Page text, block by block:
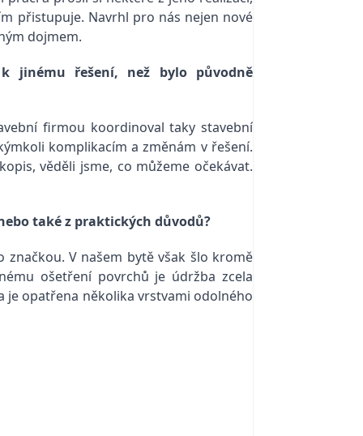
přistupuje. Navrhl pro nás nejen nové
dojmem.
jinému řešení, než bylo původně
firmou koordinoval taky stavební
komplikacím a změnám v řešení.
věděli jsme, co můžeme očekávat.
také z praktických důvodů?
V našem bytě však šlo kromě
ošetření povrchů je údržba zcela
je opatřena několika vrstvami odolného